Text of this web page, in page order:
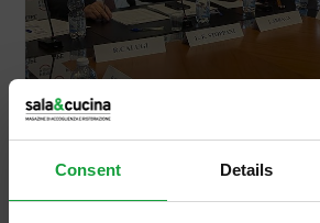
Consent Details